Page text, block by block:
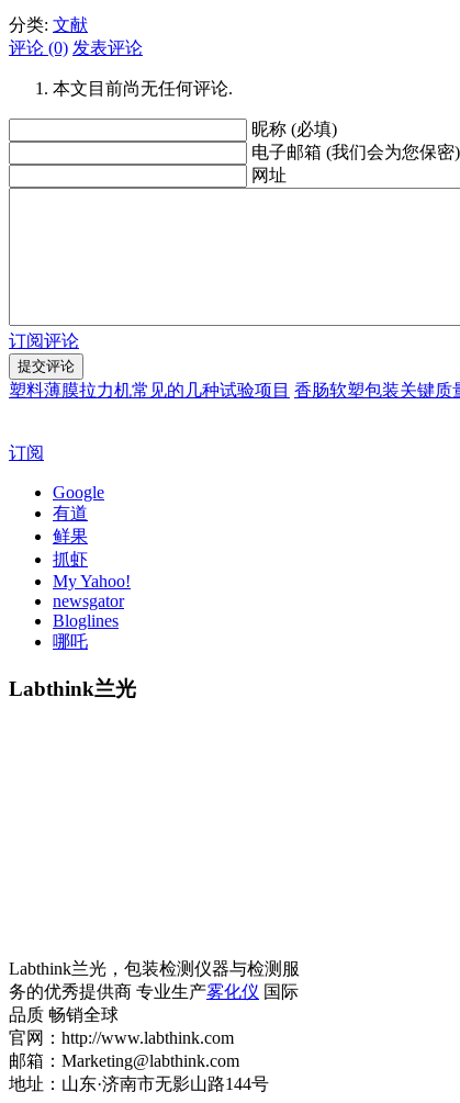
分类: 文献
评论 (0) 发表评论
本文目前尚无任何评论.
昵称 (必填)
电子邮箱 (我们会为您保密
网址
订阅评论
塑料薄膜拉力机常见的几种试验项目 香肠软塑包装关键质
订阅
Google
有道
鲜果
抓虾
My Yahoo!
newsgator
Bloglines
哪吒
Labthink兰光
Labthink兰光，包装检测仪器与检测服
务的优秀提供商 专业生产雾化仪 国际
品质 畅销全球
官网：http://www.labthink.com
邮箱：Marketing@labthink.com
地址：山东·济南市无影山路144号